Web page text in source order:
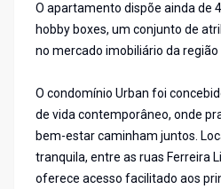
O apartamento dispõe ainda de
hobby boxes, um conjunto de
no mercado imobiliário da região
O condomínio Urban foi
de vida contemporâneo, onde
bem-estar caminham juntos.
tranquila, entre as ruas Ferreira
oferece acesso facilitado aos